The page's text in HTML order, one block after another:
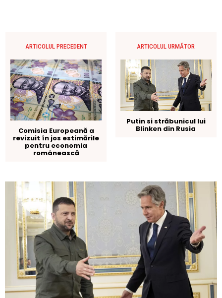
ARTICOLUL PRECEDENT
Comisia Europeană a
revizuit în jos estimările
pentru economia
românească
ARTICOLUL URMĂTOR
Putin si străbunicul lui
Blinken din Rusia